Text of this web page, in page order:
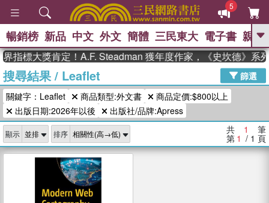
5
GO
The Odyssey 、
父親節 、 如果歷史是一群喵 、 暑期
推薦 、 國際布克獎 臺灣漫遊錄
念華 、 台灣的李登輝時代
孩：黎曼猜想 、 偉大的迷走神經
暢銷榜 新品 中文 外文 簡體 三民東大 電子書 親子
指標大獎肯定！A.F. Steadman 獲年度作家，《史坎德》系
搜尋結果/ Leaflet
篩選
關鍵字：Leaflet
商品類型:外文書
商品定價:$800以上
出版日期:2026年以後
出版社/品牌:Apress
顯示 排序 共 1 筆
第 1 / 1 頁